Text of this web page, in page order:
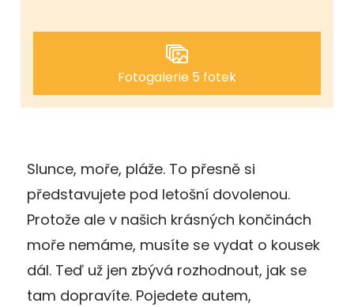
Fotogalerie 5 fotek
Slunce, moře, pláže. To přesně si
představujete pod letošní dovolenou.
Protože ale v našich krásných končinách
moře nemáme, musíte se vydat o kousek
dál. Teď už jen zbývá rozhodnout, jak se
tam dopravíte. Pojedete autem,